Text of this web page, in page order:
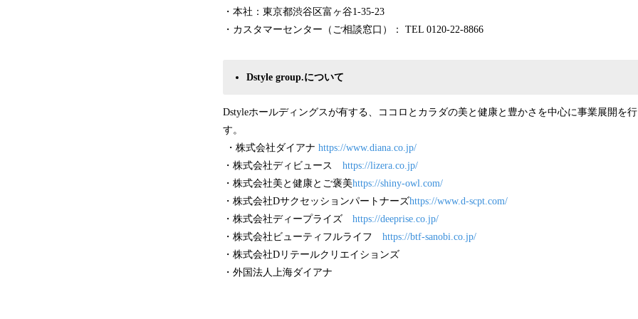
・本社：東京都渋谷区富ヶ谷1-35-23
・カスタマーセンター（ご相談窓口）： TEL 0120-22-8866
Dstyle group.について
Dstyleホールディングスが有する、ココロとカラダの美と健康と豊かさを中心に事業展開を
す。
・株式会社ダイアナ https://www.diana.co.jp/
・株式会社ディビュース https://lizera.co.jp/
・株式会社美と健康とご褒美https://shiny-owl.com/
・株式会社Dサクセッションパートナーズhttps://www.d-scpt.com/
・株式会社ディープライズ https://deeprise.co.jp/
・株式会社ビューティフルライフ https://btf-sanobi.co.jp/
・株式会社Dリテールクリエイションズ
・外国法人上海ダイアナ